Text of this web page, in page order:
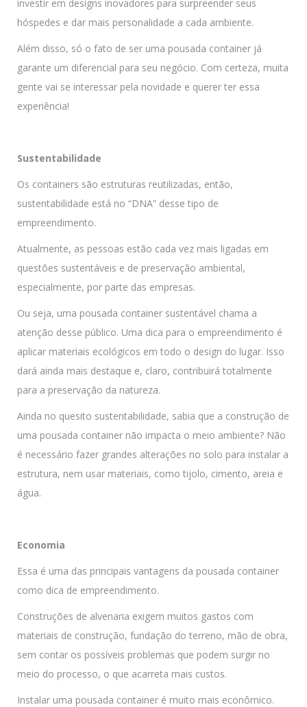
investir em designs inovadores para surpreender seus
hóspedes e dar mais personalidade a cada ambiente.
Além disso, só o fato de ser uma pousada container já
garante um diferencial para seu negócio. Com certeza, muita
gente vai se interessar pela novidade e querer ter essa
experiência!
Sustentabilidade
Os containers são estruturas reutilizadas, então,
sustentabilidade está no “DNA” desse tipo de
empreendimento.
Atualmente, as pessoas estão cada vez mais ligadas em
questões sustentáveis e de preservação ambiental,
especialmente, por parte das empresas.
Ou seja, uma pousada container sustentável chama a
atenção desse público. Uma dica para o empreendimento é
aplicar materiais ecológicos em todo o design do lugar. Isso
dará ainda mais destaque e, claro, contribuirá totalmente
para a preservação da natureza.
Ainda no quesito sustentabilidade, sabia que a construção de
uma pousada container não impacta o meio ambiente? Não
é necessário fazer grandes alterações no solo para instalar a
estrutura, nem usar materiais, como tijolo, cimento, areia e
água.
Economia
Essa é uma das principais vantagens da pousada container
como dica de empreendimento.
Construções de alvenaria exigem muitos gastos com
materiais de construção, fundação do terreno, mão de obra,
sem contar os possíveis problemas que podem surgir no
meio do processo, o que acarreta mais custos.
Instalar uma pousada container é muito mais econômico.